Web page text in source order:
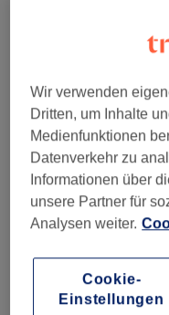
Mirash Friseur
Wir verwenden
Dritten, um Inhalte
Medienfunktionen
Datenverkehr zu
Informationen über
unsere Partner für
Analysen weiter.
Cookie-
Einstellungen